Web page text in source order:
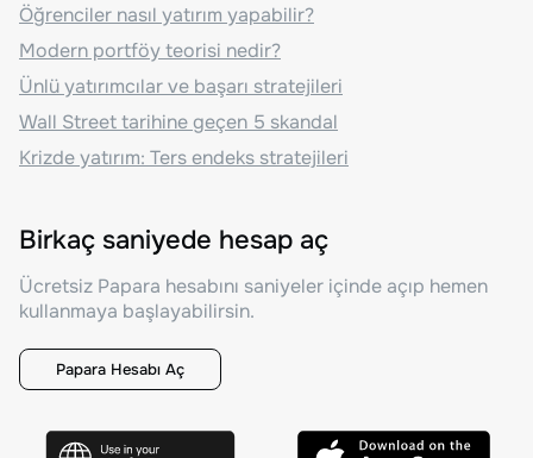
Öğrenciler nasıl yatırım yapabilir?
Modern portföy teorisi nedir?
Ünlü yatırımcılar ve başarı stratejileri
Wall Street tarihine geçen 5 skandal
Krizde yatırım: Ters endeks stratejileri
Birkaç saniyede hesap aç
Ücretsiz Papara hesabını saniyeler içinde açıp hemen
kullanmaya başlayabilirsin.
Papara Hesabı Aç